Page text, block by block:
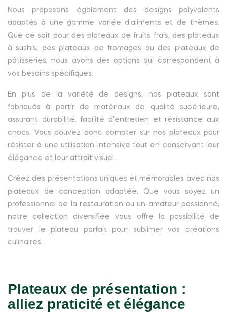
Nous proposons également des designs polyvalents
adaptés à une gamme variée d'aliments et de thèmes.
Que ce soit pour des plateaux de fruits frais, des plateaux
à sushis, des plateaux de fromages ou des plateaux de
pâtisseries, nous avons des options qui correspondent à
vos besoins spécifiques.
En plus de la variété de designs, nos plateaux sont
fabriqués à partir de matériaux de qualité supérieure,
assurant durabilité, facilité d'entretien et résistance aux
chocs. Vous pouvez donc compter sur nos plateaux pour
résister à une utilisation intensive tout en conservant leur
élégance et leur attrait visuel.
Créez des présentations uniques et mémorables avec nos
plateaux de conception adaptée. Que vous soyez un
professionnel de la restauration ou un amateur passionné,
notre collection diversifiée vous offre la possibilité de
trouver le plateau parfait pour sublimer vos créations
culinaires.
Plateaux de présentation :
alliez praticité et élégance